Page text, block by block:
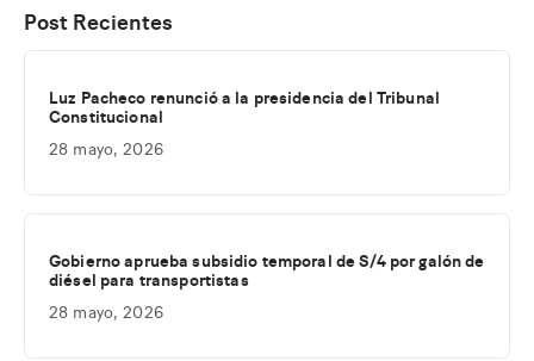
Post Recientes
Luz Pacheco renunció a la presidencia del Tribunal
Constitucional
28 mayo, 2026
Gobierno aprueba subsidio temporal de S/4 por galón de
diésel para transportistas
28 mayo, 2026